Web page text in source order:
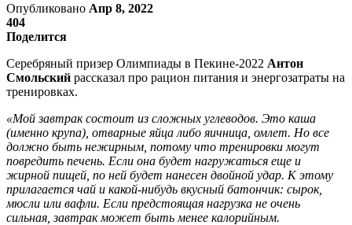
Опубликовано Апр 8, 2022
404
Поделится
Серебряный призер Олимпиады в Пекине-2022 Антон
Смольский рассказал про рацион питания и энергозатраты на
тренировках.
«Мой завтрак состоит из сложных углеводов. Это каша
(именно крупа), отварные яйца либо яичница, омлет. Но все
должно быть нежирным, потому что тренировки могут
повредить печень. Если она будет нагружаться еще и
жирной пищей, по ней будет нанесен двойной удар. К этому
прилагается чай и какой-нибудь вкусный батончик: сырок,
мюсли или вафли. Если предстоящая нагрузка не очень
сильная, завтрак может быть менее калорийным.